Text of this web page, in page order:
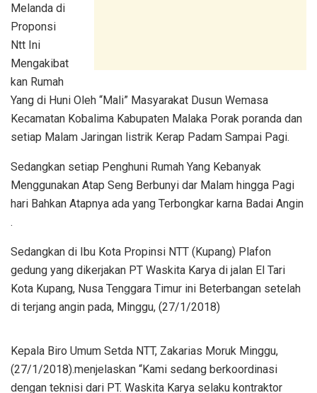
Melanda di
Proponsi
Ntt Ini
Mengakibat
kan Rumah
Yang di Huni Oleh “Mali” Masyarakat Dusun Wemasa
Kecamatan Kobalima Kabupaten Malaka Porak poranda dan
setiap Malam Jaringan listrik Kerap Padam Sampai Pagi.
Sedangkan setiap Penghuni Rumah Yang Kebanyak
Menggunakan Atap Seng Berbunyi dar Malam hingga Pagi
hari Bahkan Atapnya ada yang Terbongkar karna Badai Angin
.
Sedangkan di Ibu Kota Propinsi NTT (Kupang) Plafon
gedung yang dikerjakan PT Waskita Karya di jalan El Tari
Kota Kupang, Nusa Tenggara Timur ini Beterbangan setelah
di terjang angin pada, Minggu, (27/1/2018)
Kepala Biro Umum Setda NTT, Zakarias Moruk Minggu,
(27/1/2018).menjelaskan “Kami sedang berkoordinasi
dengan teknisi dari PT. Waskita Karya selaku kontraktor